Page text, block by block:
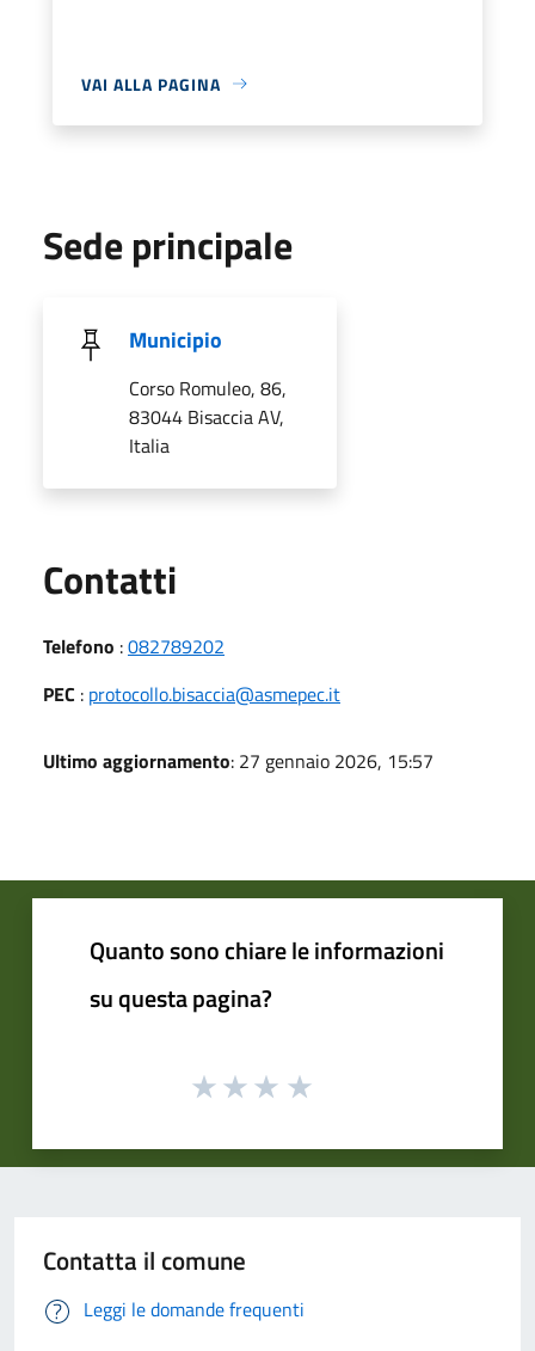
VAI ALLA PAGINA
Sede principale
Municipio
Corso Romuleo, 86,
83044 Bisaccia AV,
Italia
Contatti
Telefono :082789202
PEC : protocollo.bisaccia@asmepec.it
Ultimo aggiornamento: 27 gennaio 2026, 15:57
Quanto sono chiare le informazioni
su questa pagina?
Contatta il comune
Leggi le domande frequenti